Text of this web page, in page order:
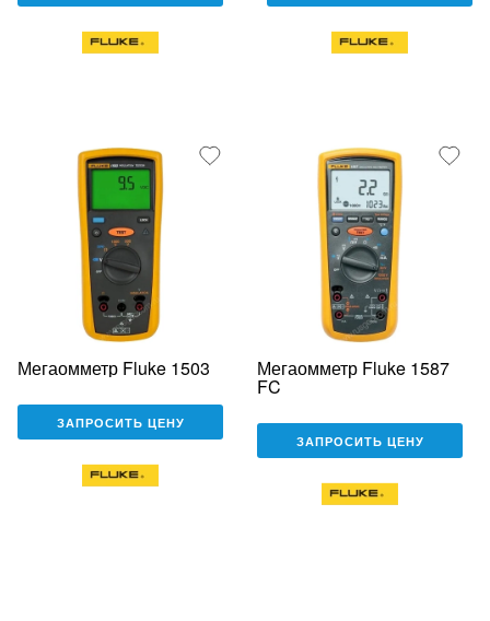
Мегаомметр Fluke 1503
ЗАПРОСИТЬ ЦЕНУ
Мегаомметр Fluke 1587
FC
ЗАПРОСИТЬ ЦЕНУ